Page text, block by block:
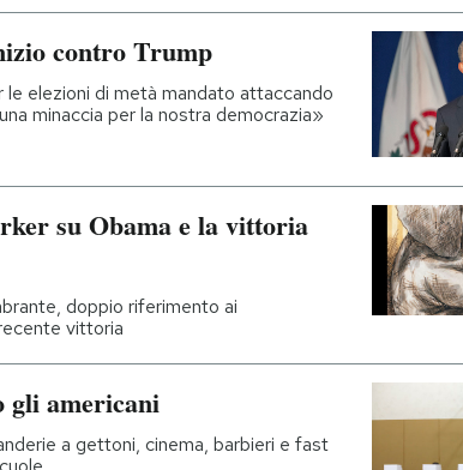
contro Trump
elezioni di metà mandato attaccando
minaccia per la nostra democrazia»
su Obama e la vittoria
doppio riferimento ai
vittoria
gli americani
a gettoni, cinema, barbieri e fast